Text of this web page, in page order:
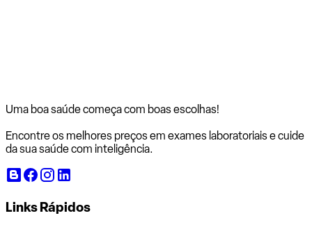
Uma boa saúde começa com boas escolhas!
Encontre os melhores preços em exames laboratoriais e cuide
da sua saúde com inteligência.
Links Rápidos